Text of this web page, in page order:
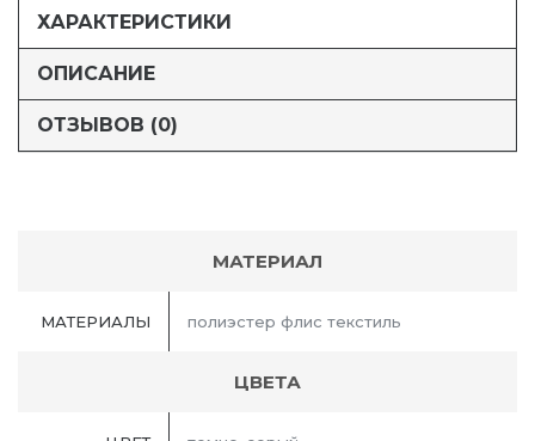
ХАРАКТЕРИСТИКИ
ОПИСАНИЕ
ОТЗЫВОВ (0)
МАТЕРИАЛ
МАТЕРИАЛЫ полиэстер флис текстиль
ЦВЕТА